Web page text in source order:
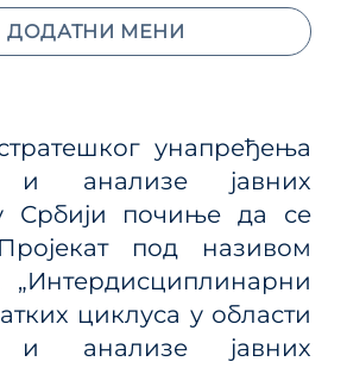
унапређења
и анализе јавних
Србији почиње да се
под називом
„Интердисциплинарни
циклуса у области
и анализе јавних
ДОДАТНИ МЕНИ